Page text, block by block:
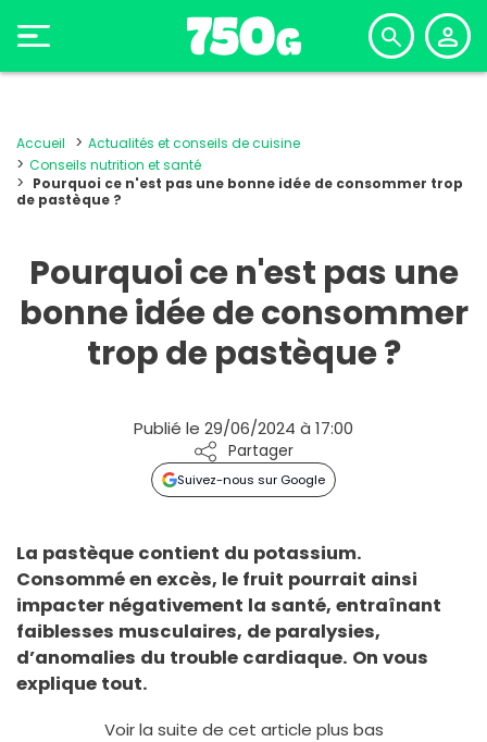
Accueil
Actualités et conseils de cuisine
Conseils nutrition et santé
Pourquoi ce n'est pas une bonne idée de consommer trop
de pastèque ?
Pourquoi ce n'est pas une
bonne idée de consommer
trop de pastèque ?
Publié le 29/06/2024 à 17:00
Partager
Suivez-nous sur Google
La pastèque contient du potassium.
Consommé en excès, le fruit pourrait ainsi
impacter négativement la santé, entraînant
faiblesses musculaires, de paralysies,
d’anomalies du trouble cardiaque. On vous
explique tout.
Voir la suite de cet article plus bas